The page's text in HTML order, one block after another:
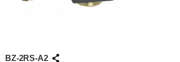
BZ-2RS-A2